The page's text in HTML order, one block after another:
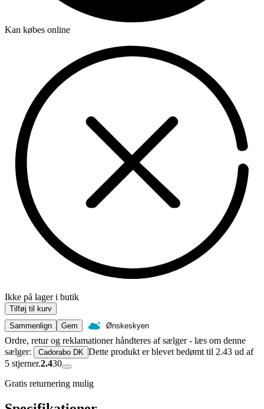
Kan købes online
Ikke på lager i butik
Tilføj til kurv
Sammenlign
Gem Ønskeskyen
Ordre, retur og reklamationer håndteres af sælger - læs om denne
sælger:
Cadorabo DK Dette produkt er blevet bedømt til 2.43 ud af
5 stjerner.2.430
Gratis returnering mulig